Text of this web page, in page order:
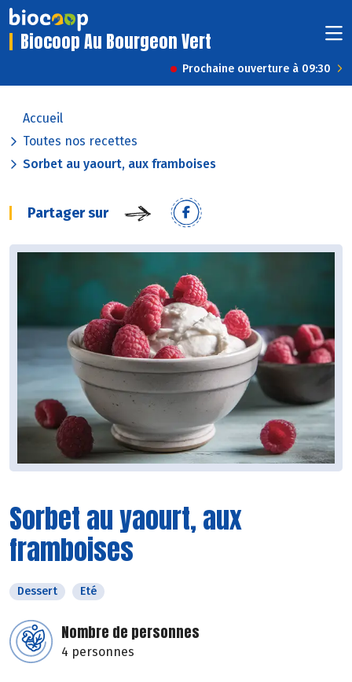
Biocoop Au Bourgeon Vert
Prochaine ouverture à 09:30
Accueil
Toutes nos recettes
Sorbet au yaourt, aux framboises
Partager sur
Sorbet au yaourt, aux
framboises
Dessert Eté
Nombre de personnes
4 personnes